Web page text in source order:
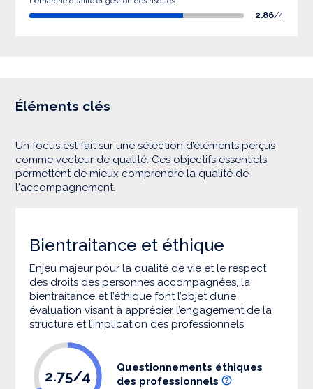
2.86/4
Éléments clés
Un focus est fait sur une sélection d’éléments perçus
comme vecteur de qualité. Ces objectifs essentiels
permettent de mieux comprendre la qualité de
l'accompagnement.
Bientraitance et éthique
Enjeu majeur pour la qualité de vie et le respect
des droits des personnes accompagnées, la
bientraitance et l’éthique font l’objet d’une
évaluation visant à apprécier l’engagement de la
structure et l’implication des professionnels.
2.75/4
Questionnements éthiques
des professionnels